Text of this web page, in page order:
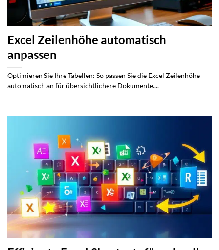
Excel Zeilenhöhe automatisch
anpassen
Optimieren Sie Ihre Tabellen: So passen Sie die Excel Zeilenhöhe
automatisch an für übersichtlichere Dokumente....